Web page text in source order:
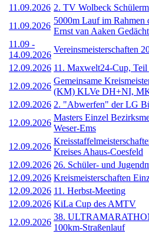
11.09.2026 2. TV Wolbeck
11.09.2026
5000m Lauf im Rahmen
Ernst van Aaken
11.09 -
14.09.2026
Vereinsmeisterschaften
12.09.2026 11. Maxwelt24-Cup, Teil
12.09.2026
Gemeinsame
(KM) KLVe DH+NI,
12.09.2026 2. "Abwerfen" der LG
12.09.2026
Masters Einzel
Weser-Ems
12.09.2026
Kreises Ahaus-Coesfeld
12.09.2026 26. Schüler- und
12.09.2026 Kreismeisterschaften
12.09.2026 11. Herbst-Meeting
12.09.2026 KiLa Cup des AMTV
12.09.2026
38.
100km-Straßenlauf